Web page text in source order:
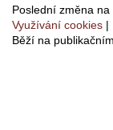
Poslední změna
Využívání cookies
Běží na